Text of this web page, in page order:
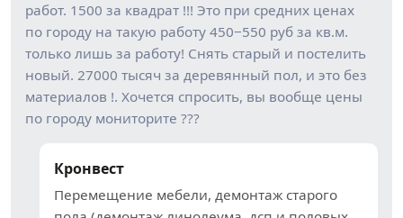
работ. 1500 за квадрат !!! Это при средних ценах
по городу на такую работу 450−550 руб за кв.м.
только лишь за работу! Снять старый и постелить
новый. 27000 тысяч за деревянный пол, и это без
материалов !. Хочется спросить, вы вообще цены
по городу мониторите ???
Кронвест
Перемещение мебели, демонтаж старого